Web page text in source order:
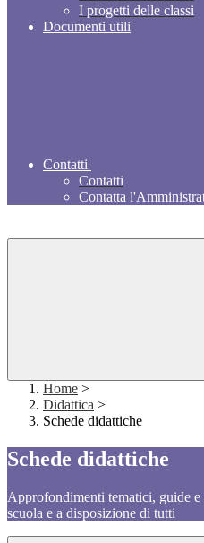
I progetti delle classi
Documenti utili
Contatti
Contatti
Contatta
Home >
Didattica >
Schede didattiche
Schede didattiche
Approfondimenti tematici, guide
scuola e a disposizione di tutti